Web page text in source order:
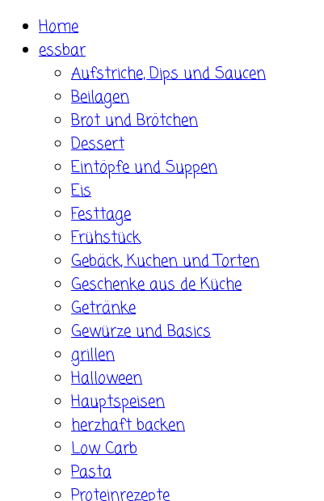
Skip
content
Home
essbar
Aufstriche, Dips und Saucen
Beilagen
Brot und Brötchen
Dessert
Eintöpfe und Suppen
Eis
Festtage
Frühstück
Gebäck, Kuchen und Torten
Geschenke aus de Küche
Getränke
Gewürze und Basics
grillen
Halloween
Hauptspeisen
herzhaft backen
Low Carb
Pasta
Proteinrezepte